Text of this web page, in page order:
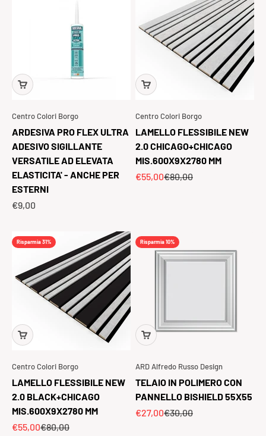
Centro Colori Borgo
ARDESIVA PRO FLEX ULTRA
ADESIVO SIGILLANTE
VERSATILE AD ELEVATA
ELASTICITA' - ANCHE PER
ESTERNI
Prezzo scontato
€9,00
Centro Colori Borgo
LAMELLO FLESSIBILE NEW
2.0 CHICAGO+CHICAGO
MIS.600X9X2780 MM
Prezzo scontato
€55,00Prezzo
€80,00
Risparmia 31%
Centro Colori Borgo
LAMELLO FLESSIBILE NEW
2.0 BLACK+CHICAGO
MIS.600X9X2780 MM
Prezzo scontato
€55,00Prezzo
€80,00
Risparmia 10%
ARD Alfredo Russo Design
TELAIO IN POLIMERO CON
PANNELLO BISHIELD 55X55
Prezzo scontato
€27,00Prezzo
€30,00